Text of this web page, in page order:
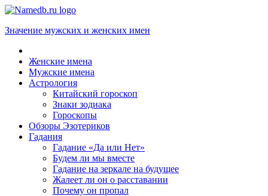
Значение мужских и женских имен
Женские имена
Мужские имена
Астрология
Китайский гороскоп
Знаки зодиака
Гороскопы
Обзоры Эзотериков
Гадания
Гадание «Да или Нет»
Будем ли мы вместе
Гадание на зеркале на будущее
Жалеет ли он о расставании
Почему он пропал